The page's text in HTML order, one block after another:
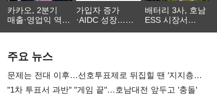
카카오, 2분기
매출·영업익 역대
가입자 증가
·AIDC 성장…
배터리 3사, 호남
ESS 시장서
주요 뉴스
문제는 전대 이후…선호투표제로 뒤집힐 땐 '지지층
불복'
"1차 투표서 과반" "게임 끝"…호남대전 앞두고 '충돌'